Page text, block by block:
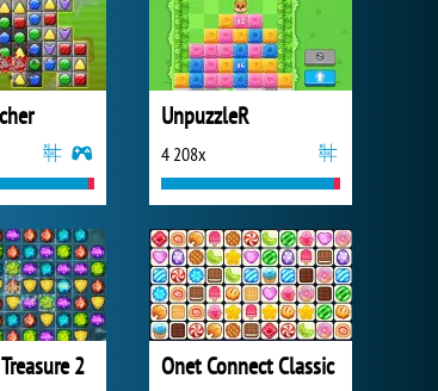
UnpuzzleR
4 208x
2 Onet Connect Classic